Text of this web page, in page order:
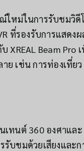
ใหม่ในการรับชมวิดี
ที่รองรับการแสดง
XREAL Beam Pro
ย เช่น การท่องเที่ย
เทนต์ 360 องศาและ
รับชมด้วยเสียงและก